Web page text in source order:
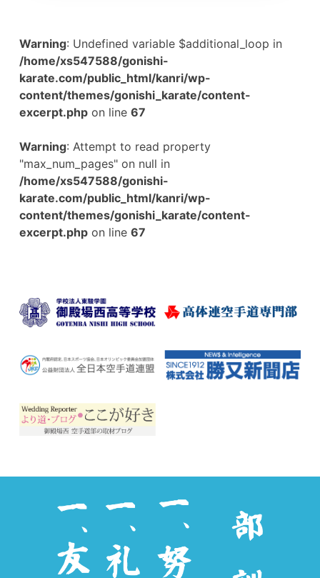
Warning: Undefined variable $additional_loop in
/home/xs547588/gonishi-
karate.com/public_html/kanri/wp-
content/themes/gonishi_karate/content-
excerpt.phpon line 67
Warning: Attempt to read property
"max_num_pages" on null in
/home/xs547588/gonishi-
karate.com/public_html/kanri/wp-
content/themes/gonishi_karate/content-
excerpt.phpon line 67